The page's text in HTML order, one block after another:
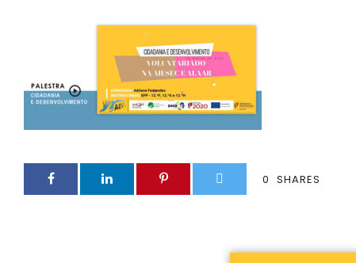
0 SHARES